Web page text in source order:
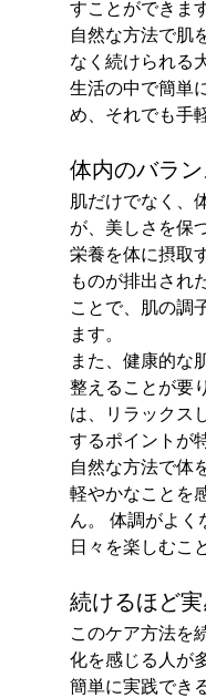
すことができます
自然な方法で肌
なく続けられる
生活の中で簡単
め、それでも手
体内のバラ
肌だけでなく、
が、美しさを保
栄養を体に摂取
ものが排出され
ことで、肌の調
ます。
また、健康的な
整えることが要
は、リラックス
するポイントが
自然な方法で体
軽やかなことを
ん。 体調がよく
日々を楽しむこ
続けるほど
このケア方法を
化を感じる人が
簡単に実践でき